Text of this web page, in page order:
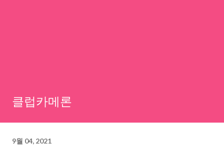
클럽카메론
9월 04, 2021